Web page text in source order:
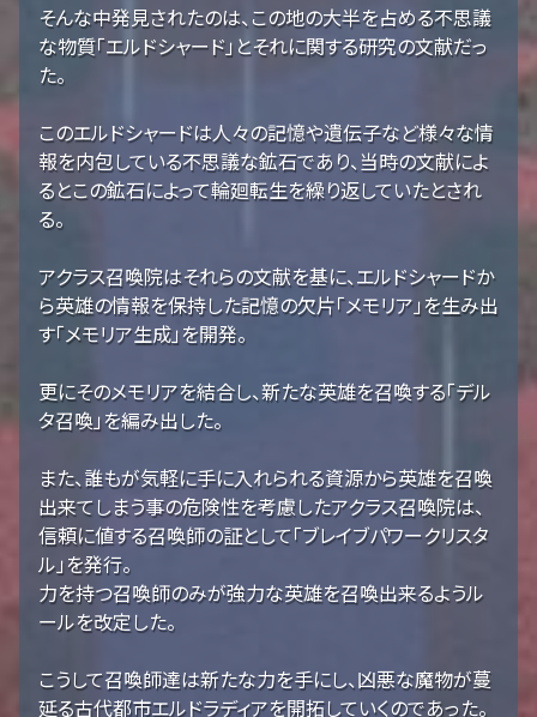
そんな中発見されたのは、この地の大半を占める不思議
な物質「エルドシャード」とそれに関する研究の文献だっ
た。
このエルドシャードは人々の記憶や遺伝子など様々な情
報を内包している不思議な鉱石であり、当時の文献によ
るとこの鉱石によって輪廻転生を繰り返していたとされ
る。
アクラス召喚院はそれらの文献を基に、エルドシャードか
ら英雄の情報を保持した記憶の欠片「メモリア」を生み出
す「メモリア生成」を開発。
更にそのメモリアを結合し、新たな英雄を召喚する「デル
タ召喚」を編み出した。
また、誰もが気軽に手に入れられる資源から英雄を召喚
出来てしまう事の危険性を考慮したアクラス召喚院は、
信頼に値する召喚師の証として「ブレイブパワークリスタ
ル」を発行。
力を持つ召喚師のみが強力な英雄を召喚出来るようル
ールを改定した。
こうして召喚師達は新たな力を手にし、凶悪な魔物が蔓
延る古代都市エルドラディアを開拓していくのであった。